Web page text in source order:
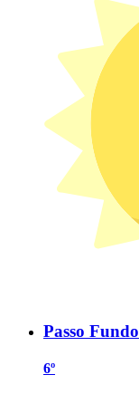
Passo Fundo
6º